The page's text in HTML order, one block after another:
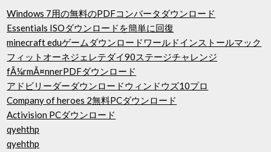
Windows 7用の無料のPDFコンバータダウンロード
Essentials ISOダウンロードを簡単に回復
minecraft eduゲームダウンロードワールドインストールマック
フィットオーネジェレテダイ90ステージチャレンジ
fÃ¼rmÃ¤nnerPDFダウンロード
アドビリーダーダウンロードウィンドウズ10プロ
Company of heroes 2無料PCダウンロード
Activision PCダウンロード
qyehthp
qyehthp